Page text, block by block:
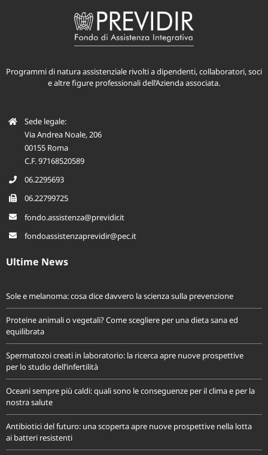
Programmi di natura assistenziale rivolti a dipendenti, collaboratori, soci
Sede legale:
Via Andrea Noale, 206
00155 Roma
Sole e melanoma: cosa dice davvero la scienza sulla prevenzione
Proteine animali o vegetali? Come scegliere per una dieta sana ed
equilibrata
Spermatozoi creati in laboratorio: la ricerca apre nuove prospettive
per lo studio dell’infertilità
Oceani sempre più caldi: quali sono le conseguenze per il clima e per la
nostra salute
Antibiotici del futuro: una scoperta apre nuove prospettive nella lotta
ai batteri resistenti